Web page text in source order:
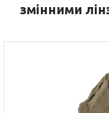
змінними